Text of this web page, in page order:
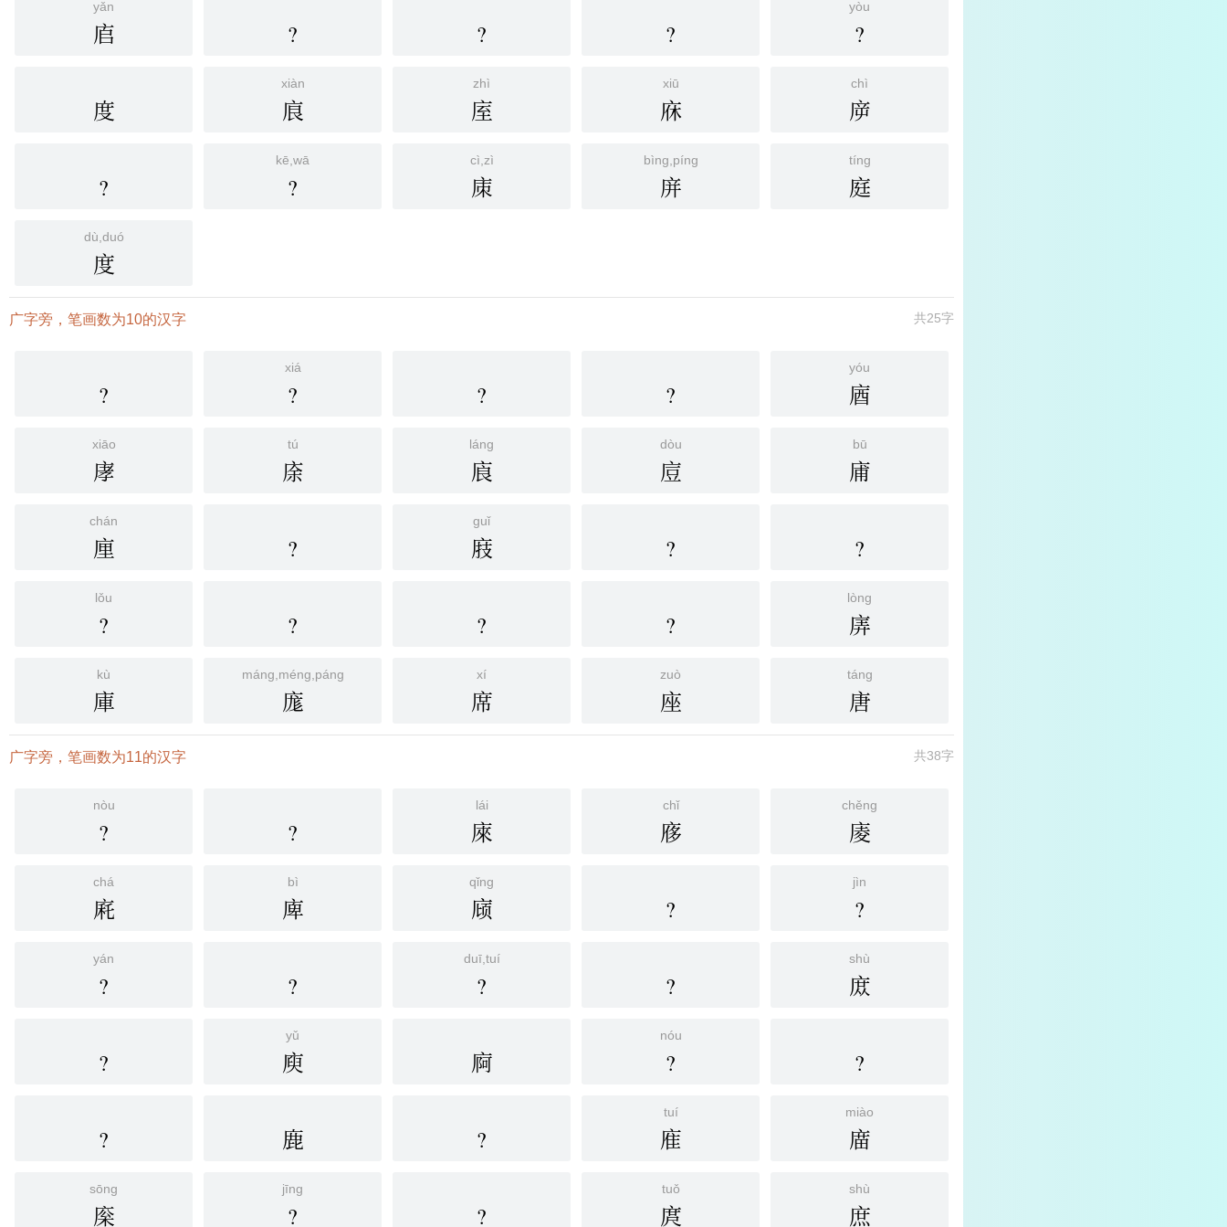
yǎn
㢂 ? ? ?
yòu
?
度
xiàn
㡾
zhì
庢
xiū
庥
chì
㡿
?
kē,wā
?
cì,zì
㢀
bìng,píng
庰
tíng
庭
dù,duó
度
共25字
广字旁，笔画数为10的汉字
?
xiá
? ? ?
yóu
庮
xiāo
庨
tú
庩
láng
㢃
dòu
㢄
bū
庯
chán
㢆 ?
guǐ
庪 ? ?
lǒu
? ? ? ?
lòng
㢅
kù
庫
máng,méng,páng
庬
xí
席
zuò
座
táng
唐
共38字
广字旁，笔画数为11的汉字
nòu
? ?
lái
庲
chǐ
㢋
chěng
庱
chá
㢉
bì
庳
qǐng
庼 ?
jìn
?
yán
? ?
duī,tuí
? ?
shù
庻
?
yǔ
庾 㢌
nóu
? ?
? 鹿 ?
tuí
㢈
miào
庿
sōng
庺
jīng
? ?
tuǒ
庹
shù
庶